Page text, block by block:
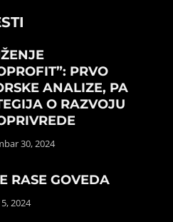
PRVO
ANALIZE, PA
O RAZVOJU
30, 2024
RASE GOVEDA
2024